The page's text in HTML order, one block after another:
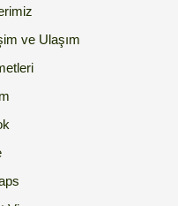
ve Ulaşım